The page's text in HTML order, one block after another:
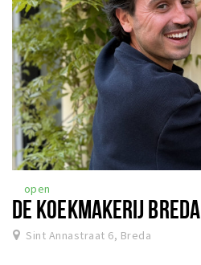
open
DE KOEKMAKERIJ BREDA
Sint Annastraat 6, Breda